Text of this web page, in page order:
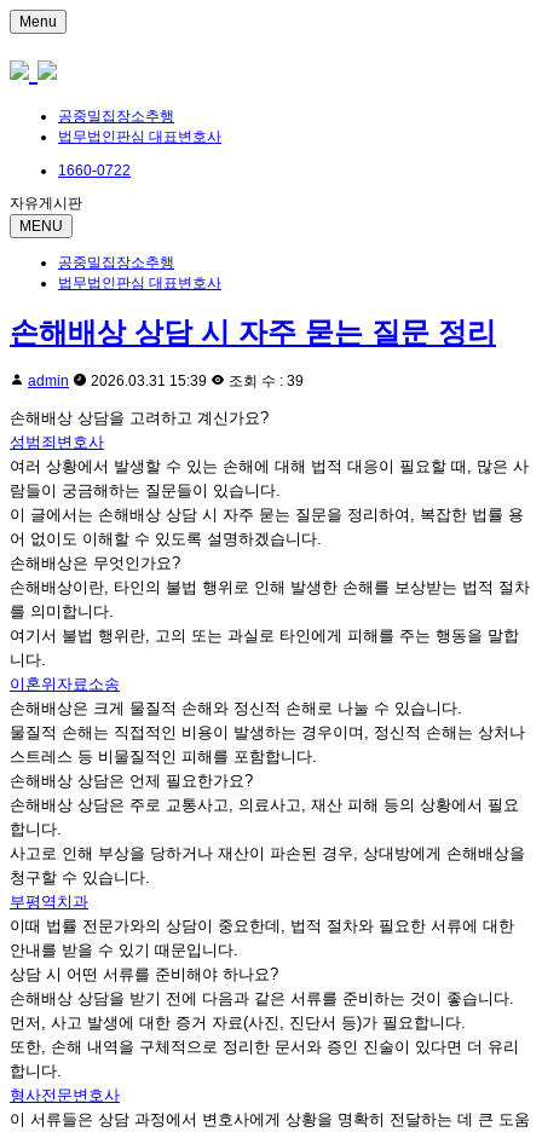
Menu
공중밀집장소추행
법무법인판심 대표변호사
1660-0722
자유게시판
MENU
공중밀집장소추행
법무법인판심 대표변호사
손해배상 상담 시 자주 묻는 질문 정리
admin 2026.03.31 15:39 조회 수 : 39
손해배상 상담을 고려하고 계신가요?
성범죄변호사
여러 상황에서 발생할 수 있는 손해에 대해 법적 대응이 필요할 때, 많은 사
람들이 궁금해하는 질문들이 있습니다.
이 글에서는 손해배상 상담 시 자주 묻는 질문을 정리하여, 복잡한 법률 용
어 없이도 이해할 수 있도록 설명하겠습니다.
손해배상은 무엇인가요?
손해배상이란, 타인의 불법 행위로 인해 발생한 손해를 보상받는 법적 절차
를 의미합니다.
여기서 불법 행위란, 고의 또는 과실로 타인에게 피해를 주는 행동을 말합
니다.
이혼위자료소송
손해배상은 크게 물질적 손해와 정신적 손해로 나눌 수 있습니다.
물질적 손해는 직접적인 비용이 발생하는 경우이며, 정신적 손해는 상처나
스트레스 등 비물질적인 피해를 포함합니다.
손해배상 상담은 언제 필요한가요?
손해배상 상담은 주로 교통사고, 의료사고, 재산 피해 등의 상황에서 필요
합니다.
사고로 인해 부상을 당하거나 재산이 파손된 경우, 상대방에게 손해배상을
청구할 수 있습니다.
부평역치과
이때 법률 전문가와의 상담이 중요한데, 법적 절차와 필요한 서류에 대한
안내를 받을 수 있기 때문입니다.
상담 시 어떤 서류를 준비해야 하나요?
손해배상 상담을 받기 전에 다음과 같은 서류를 준비하는 것이 좋습니다.
먼저, 사고 발생에 대한 증거 자료(사진, 진단서 등)가 필요합니다.
또한, 손해 내역을 구체적으로 정리한 문서와 증인 진술이 있다면 더 유리
합니다.
형사전문변호사
이 서류들은 상담 과정에서 변호사에게 상황을 명확히 전달하는 데 큰 도움